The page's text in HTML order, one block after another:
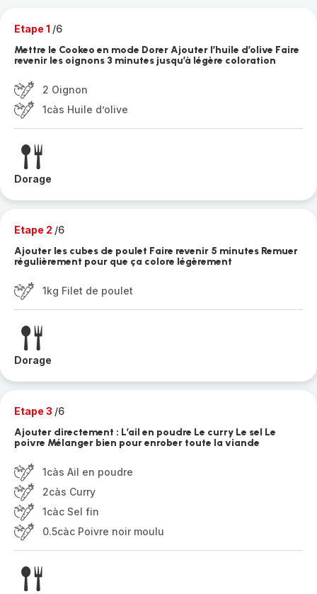
Etape 1 /6
Mettre le Cookeo en mode Dorer Ajouter l’huile d’olive Faire
revenir les oignons 3 minutes jusqu’à légère coloration
2 Oignon
1càs Huile d’olive
Dorage
Etape 2 /6
Ajouter les cubes de poulet Faire revenir 5 minutes Remuer
régulièrement pour que ça colore légèrement
1kg Filet de poulet
Dorage
Etape 3 /6
Ajouter directement : L’ail en poudre Le curry Le sel Le
poivre Mélanger bien pour enrober toute la viande
1càs Ail en poudre
2càs Curry
1càc Sel fin
0.5càc Poivre noir moulu